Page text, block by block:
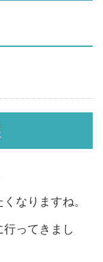
なりますね。
ってきまし